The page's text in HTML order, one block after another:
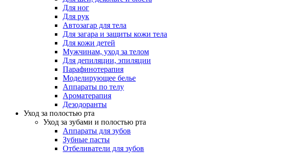
Для ног
Для рук
Автозагар для тела
Для загара и защиты кожи тела
Для кожи детей
Мужчинам, уход за телом
Для депиляции, эпиляции
Парафинотерапия
Моделирующее белье
Аппараты по телу
Ароматерапия
Дезодоранты
Уход за полостью рта
Уход за зубами и полостью рта
Аппараты для зубов
Зубные пасты
Отбеливатели для зубов